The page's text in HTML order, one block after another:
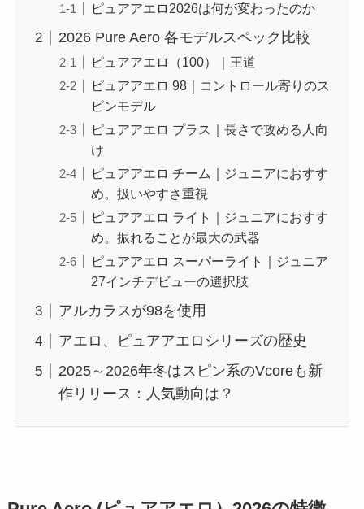
ピュアアエロ2026は何が変わったのか
2026 Pure Aero 各モデルスペック比較
ピュアアエロ（100）｜王道
ピュアアエロ 98｜コントロール寄りのス
ピンモデル
ピュアアエロ プラス｜長さで攻める人向
け
ピュアアエロ チーム｜ジュニアにおすす
め。扱いやすさ重視
ピュアアエロ ライト｜ジュニアにおすす
め。振れることが最大の武器
ピュアアエロ スーパーライト｜ジュニア
27インチデビューの選択肢
アルカラスが98を使用
アエロ、ピュアアエロシリーズの歴史
2025～2026年冬はスピン系のVcoreも新
作リリース：人気動向は？